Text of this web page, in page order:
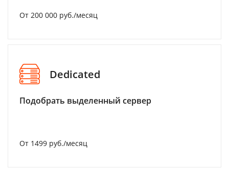
От 200 000 руб./месяц
Dedicated
Подобрать выделенный сервер
От 1499 руб./месяц